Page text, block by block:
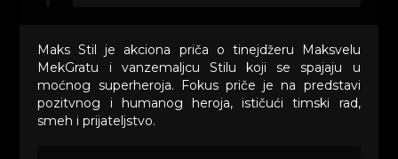
Maks Stil je akciona priča o tinejdžeru Maksvelu
MekGratu i vanzemaljcu Stilu koji se spajaju u
moćnog superheroja. Fokus priče je na predstavi
pozitvnog i humanog heroja, ističući timski rad,
smeh i prijateljstvo.